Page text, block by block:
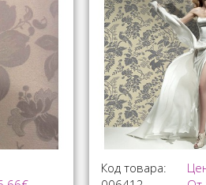
Код товара: